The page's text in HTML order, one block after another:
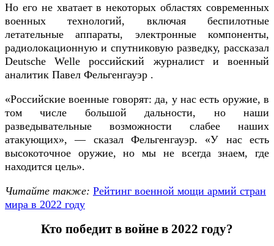
Но его не хватает в некоторых областях современных
военных технологий, включая беспилотные
летательные аппараты, электронные компоненты,
радиолокационную и спутниковую разведку, рассказал
Deutsche Welle российский журналист и военный
аналитик Павел Фельгенгауэр .
«Российские военные говорят: да, у нас есть оружие, в
том числе большой дальности, но наши
разведывательные возможности слабее наших
атакующих», — сказал Фельгенгауэр. «У нас есть
высокоточное оружие, но мы не всегда знаем, где
находится цель».
Читайте также: Рейтинг военной мощи армий стран
мира в 2022 году
Кто победит в войне в 2022 году?